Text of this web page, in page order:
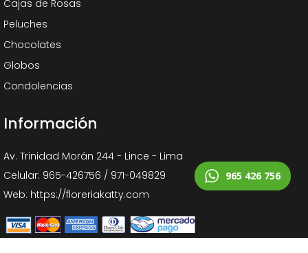
Cajas de Rosas
Peluches
Chocolates
Globos
Condolencias
Información
Av. Trinidad Morán 244 - Lince - Lima
Celular: 965-426756 / 971-049829
Web: https://floreriakatty.com
965 426 756